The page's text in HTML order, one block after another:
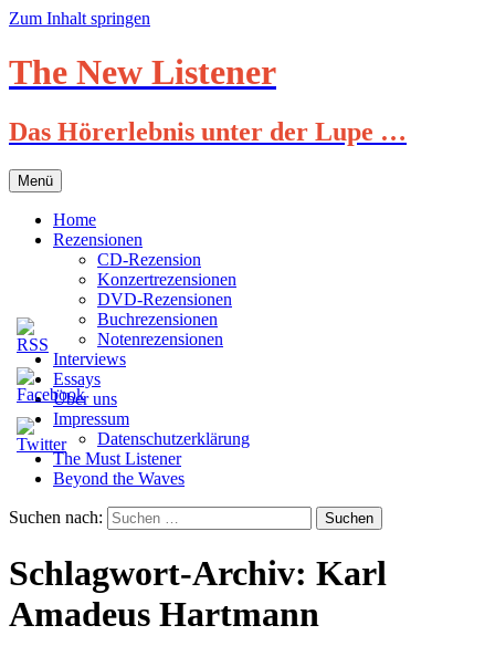
Zum Inhalt springen
The New Listener
Das Hörerlebnis unter der Lupe …
Menü
Home
Rezensionen
CD-Rezension
Konzertrezensionen
DVD-Rezensionen
Buchrezensionen
Notenrezensionen
Interviews
Essays
Über uns
Impressum
Datenschutzerklärung
The Must Listener
Beyond the Waves
Suchen nach:
Schlagwort-Archiv: Karl
Amadeus Hartmann